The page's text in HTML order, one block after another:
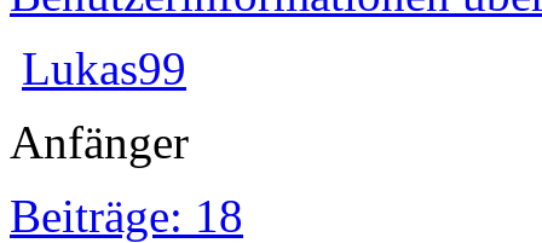
Lukas99
Anfänger
Beiträge: 18